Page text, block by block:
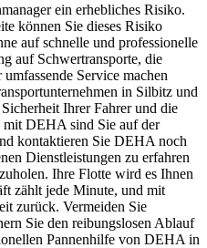
ein erhebliches Risiko.
können Sie dieses Risiko
auf schnelle und professionelle
auf Schwertransporte, die
Service machen
in Silbitz und
Ihrer Fahrer und die
mit DEHA sind Sie auf der
kontaktieren Sie DEHA noch
Dienstleistungen zu erfahren
Ihre Flotte wird es Ihnen
zählt jede Minute, und mit
zurück. Vermeiden Sie
Sie den reibungslosen Ablauf
Pannenhilfe von DEHA in